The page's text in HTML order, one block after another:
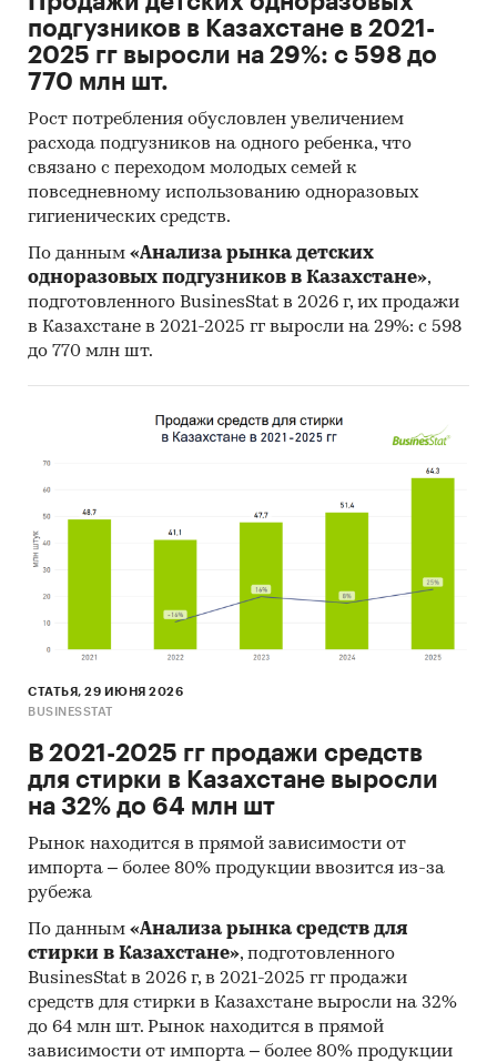
подгузников в Казахстане в 2021-
2025 гг выросли на 29%: с 598 до
770 млн шт.
Рост потребления обусловлен увеличением
расхода подгузников на одного ребенка, что
связано с переходом молодых семей к
повседневному использованию одноразовых
гигиенических средств.
По данным «Анализа рынка детских
одноразовых подгузников в Казахстане»,
подготовленного BusinesStat в 2026 г, их продажи
в Казахстане в 2021-2025 гг выросли на 29%: с 598
до 770 млн шт.
СТАТЬЯ, 29 ИЮНЯ 2026
BUSINESSTAT
В 2021-2025 гг продажи средств
для стирки в Казахстане выросли
на 32% до 64 млн шт
Рынок находится в прямой зависимости от
импорта – более 80% продукции ввозится из-за
рубежа
По данным «Анализа рынка средств для
стирки в Казахстане», подготовленного
BusinesStat в 2026 г, в 2021-2025 гг продажи
средств для стирки в Казахстане выросли на 32%
до 64 млн шт. Рынок находится в прямой
зависимости от импорта – более 80% продукции